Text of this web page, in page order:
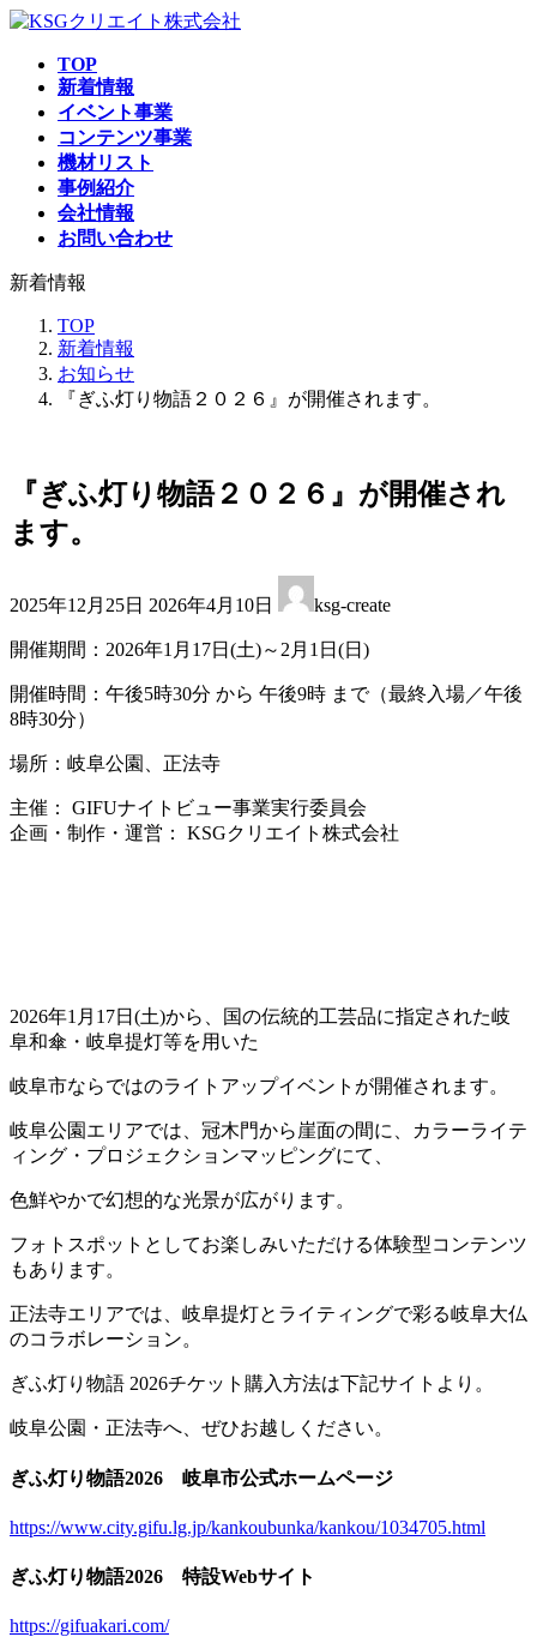
コ
ナ
TOP
新着情報
イベント事業
コンテンツ事業
機材リスト
事例紹介
会社情報
お問い合わせ
新着情報
TOP
新着情報
お知らせ
『ぎふ灯り物語２０２６』が開催されます。
『ぎふ灯り物語２０２６』が開催され
ます。
2025年12月25日 終
更
新
日
2026年4月10日 ksg-create
開催期間：2026年1月17日(土)～2月1日(日)
開催時間：午後5時30分 から 午後9時 まで（最終入場／午後
8時30分）
場所：岐阜公園、正法寺
主催： GIFUナイトビュー事業実行委員会
企画・制作・運営： KSGクリエイト株式会社
2026年1月17日(土)から、国の伝統的工芸品に指定された岐
阜和傘・岐阜提灯等を用いた
岐阜市ならではのライトアップイベントが開催されます。
岐阜公園エリアでは、冠木門から崖面の間に、カラーライテ
ィング・プロジェクションマッピングにて、
色鮮やかで幻想的な光景が広がります。
フォトスポットとしてお楽しみいただける体験型コンテンツ
もあります。
正法寺エリアでは、岐阜提灯とライティングで彩る岐阜大仏
のコラボレーション。
ぎふ灯り物語 2026チケット購入方法は下記サイトより。
岐阜公園・正法寺へ、ぜひお越しください。
ぎふ灯り物語2026 岐阜市公式ホームページ
https://www.city.gifu.lg.jp/kankoubunka/kankou/1034705.html
ぎふ灯り物語2026 特設Webサイト
https://gifuakari.com/